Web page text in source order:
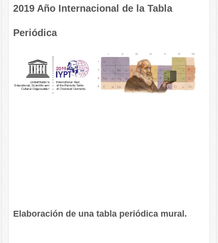
2019 Año Internacional de la Tabla
Periódica
Elaboración de una tabla periódica mural.